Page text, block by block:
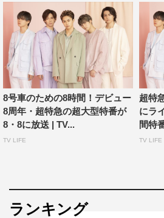
次ナルTV-G超特急結成5周年すけ
8月11日（金・祝）深1・30～2・00
フジテレビNEXT ライブ・プレミ
NEXTsmart
超特急の撮れ高足りてますか？シ
#25～33一挙放送
8月10日（木）午後7・00～11・30
フジテレビTWO ドラマ・アニメ
8号車のための8時間！デビュー
8周年・超特急の超大型特番が
8・8に放送 | TV...
TV LIFE
超特
にラ
間特
TV LIFE
ランキング